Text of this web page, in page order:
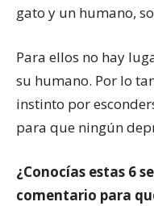
gato y un humano,
Para ellos no hay
su humano. Por lo
instinto por
para que ningún
¿Conocías estas 6
comentario para